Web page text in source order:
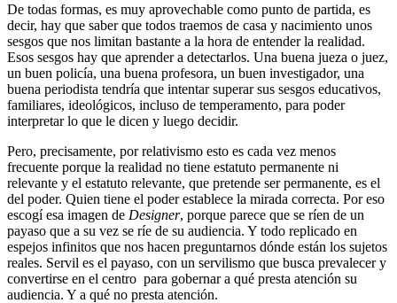
De todas formas, es muy aprovechable como punto de partida, es
decir, hay que saber que todos traemos de casa y nacimiento unos
sesgos que nos limitan bastante a la hora de entender la realidad.
Esos sesgos hay que aprender a detectarlos. Una buena jueza o juez,
un buen policía, una buena profesora, un buen investigador, una
buena periodista tendría que intentar superar sus sesgos educativos,
familiares, ideológicos, incluso de temperamento, para poder
interpretar lo que le dicen y luego decidir.
Pero, precisamente, por relativismo esto es cada vez menos
frecuente porque la realidad no tiene estatuto permanente ni
relevante y el estatuto relevante, que pretende ser permanente, es el
del poder. Quien tiene el poder establece la mirada correcta. Por eso
escogí esa imagen de Designer, porque parece que se ríen de un
payaso que a su vez se ríe de su audiencia. Y todo replicado en
espejos infinitos que nos hacen preguntarnos dónde están los sujetos
reales. Servil es el payaso, con un servilismo que busca prevalecer y
convertirse en el centro para gobernar a qué presta atención su
audiencia. Y a qué no presta atención.